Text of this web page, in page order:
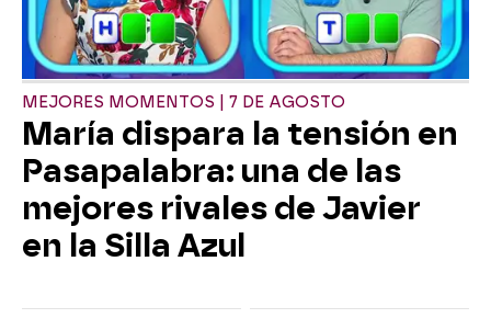
MEJORES MOMENTOS | 7 DE AGOSTO
María dispara la tensión en
Pasapalabra: una de las
mejores rivales de Javier
en la Silla Azul